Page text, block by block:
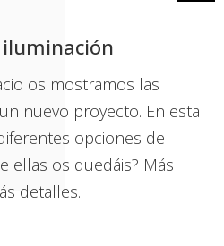
iluminación
os mostramos las
nuevo proyecto. En esta
opciones de
ellas os quedáis? Más
detalles.